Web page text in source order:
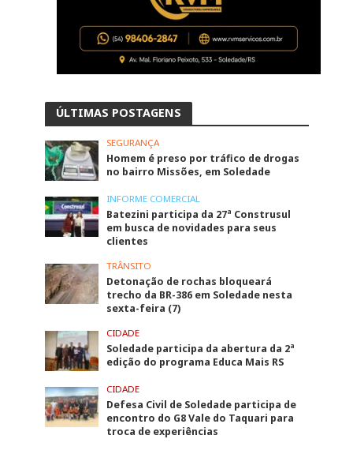
ÚLTIMAS POSTAGENS
SEGURANÇA
Homem é preso por tráfico de drogas
no bairro Missões, em Soledade
INFORME COMERCIAL
Batezini participa da 27ª Construsul
em busca de novidades para seus
clientes
TRÂNSITO
Detonação de rochas bloqueará
trecho da BR-386 em Soledade nesta
sexta-feira (7)
CIDADE
Soledade participa da abertura da 2ª
edição do programa Educa Mais RS
CIDADE
Defesa Civil de Soledade participa de
encontro do G8 Vale do Taquari para
troca de experiências